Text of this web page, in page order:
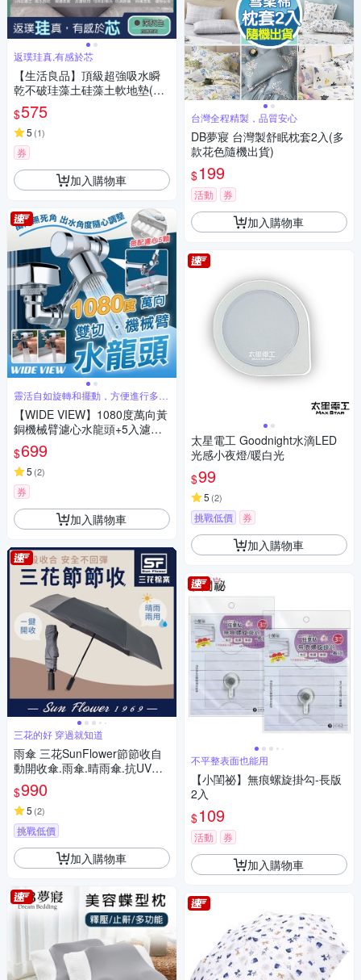
返璞珪真,有感於芯
【生活良品】頂級超強吸水瞬
乾不破珪藻土硅藻土軟地墊(寵
物除臭墊-加贈布套)
$575
5 (1)
券
加入購物車
靈活自如旋轉和擺動，方便進行多角
度操作
【WIDE VIEW】1080度萬向黃
銅機械臂濾心水龍頭+5入濾心
組(00058-5)
$699
5 (2)
券
加入購物車
三花的好 穿過就知道
雨傘 三花SunFlower節節收自
動開收傘.雨傘.晴雨傘.抗UV防
曬_迷霧灰
$990
5 (2)
挑戰低價
加入購物車
台灣全程精製，品質安心
DB夢寢 台灣製舒眠枕套2入(多
款花色隨機出貨)
$199
活動 券
加入購物車
太星電工 Goodnight水滴LED
光感小夜燈/暖白光
$99
5 (2)
挑戰低價 券
加入購物車
不平整表面也能用
【小閨祕】無痕螺旋掛勾-長版
2入
$109
活動 券
加入購物車